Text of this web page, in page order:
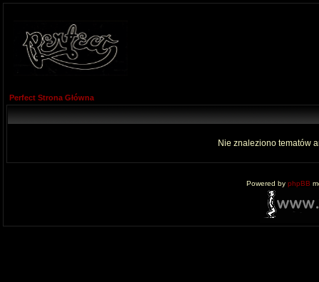
Perfect Strona Główna
Nie znaleziono tematów
Powered by phpBB